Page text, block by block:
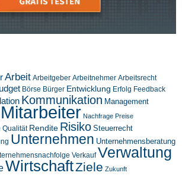
Arbeit Arbeitgeber Arbeitnehmer Arbeitsrecht
Börse Bürger Entwicklung Erfolg Feedback
Kommunikation Management
Mitarbeiter Nachfrage Preise
Qualität Rendite Risiko Steuerrecht
Unternehmen Unternehmensberatung
Verkauf Verwaltung
WirtschaftZiele Zukunft